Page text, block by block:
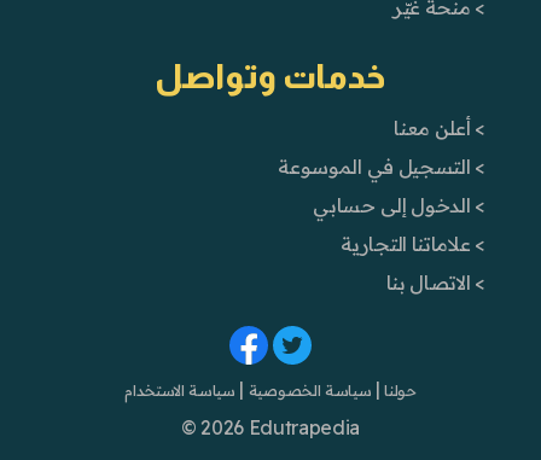
> منحة غيّر
خدمات وتواصل
> أعلن معنا
> التسجيل في الموسوعة
> الدخول إلى حسابي
> علاماتنا التجارية
> الاتصال بنا
حولنا | سياسة الخصوصية | سياسة الاستخدام
© 2026 Edutrapedia